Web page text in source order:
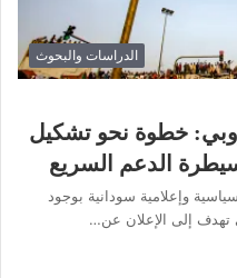
الدراسات والبحوث
خطوة نحو تشكيل
الدعم السريع
وإعلامية سودانية بوجود
تهدف إلى الإعلان عن…